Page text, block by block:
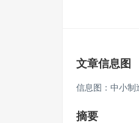
文章信息图
信息图：中小制
摘要